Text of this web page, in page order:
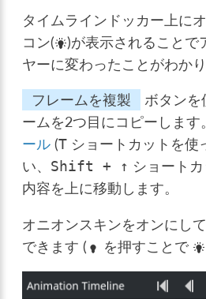
タイムラインドッカー上に
コン(
)が表示されることで
ヤーに変わったことがわかり
フレームを複製
ボタンを
ームを2つ目にコピーしま
ール (T ショートカットを使
い、 Shift + ↑ ショート
内容を上に移動します。
オニオンスキンをオンにし
できます (
を押すことで